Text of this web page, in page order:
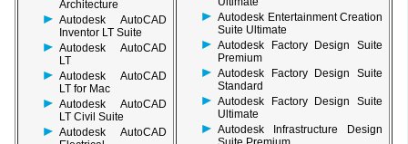
Architecture
Autodesk AutoCAD
Inventor LT Suite
Autodesk AutoCAD
LT
Autodesk AutoCAD
LT for Mac
Autodesk AutoCAD
LT Civil Suite
Autodesk AutoCAD
Autodesk Entertainment Creation
Suite Ultimate
Autodesk Factory Design Suite
Premium
Autodesk Factory Design Suite
Standard
Autodesk Factory Design Suite
Ultimate
Autodesk Infrastructure Design